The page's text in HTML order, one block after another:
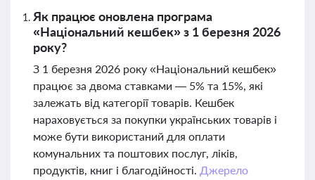
Як працює оновлена програма
«Національний кешбек» з 1 березня 2026
року?
З 1 березня 2026 року «Національний кешбек»
працює за двома ставками — 5% та 15%, які
залежать від категорії товарів. Кешбек
нараховується за покупки українських товарів і
може бути використаний для оплати
комунальних та поштових послуг, ліків,
продуктів, книг і благодійності. Джерело